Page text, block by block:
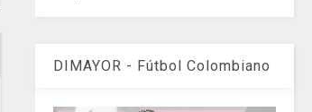
DIMAYOR - Fútbol Colombiano